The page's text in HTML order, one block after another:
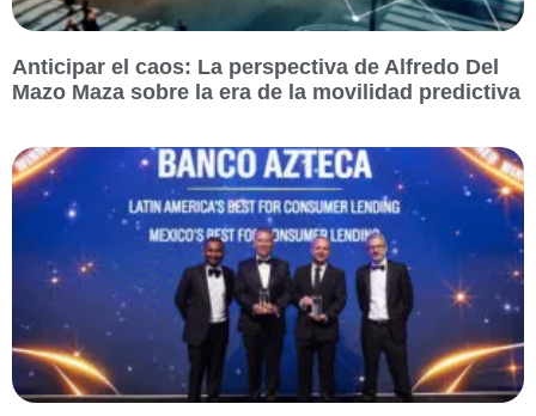
Anticipar el caos: La perspectiva de Alfredo Del
Mazo Maza sobre la era de la movilidad predictiva